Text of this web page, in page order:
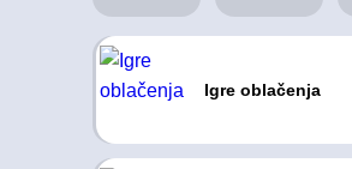
Igre oblačenja